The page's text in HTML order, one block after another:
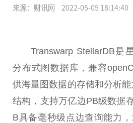
来源：财讯网 2022-05-05 18:14:40
Transwarp StellarDB是
分布式图数据库，兼容
供海量图数据的存储和分析
结构，支持万亿边PB级数据
B具备毫秒级点边查询能力